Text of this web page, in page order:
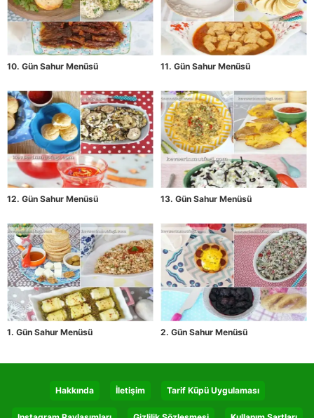
10. Gün Sahur Menüsü 11. Gün Sahur Menüsü
12. Gün Sahur Menüsü 13. Gün Sahur Menüsü
1. Gün Sahur Menüsü 2. Gün Sahur Menüsü
Hakkında İletişim Tarif Küpü Uygulaması